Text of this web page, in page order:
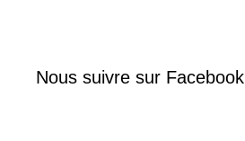
Nous suivre sur Facebook